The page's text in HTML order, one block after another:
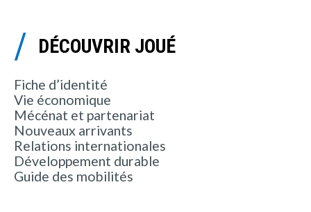
DÉCOUVRIR JOUÉ
Fiche d’identité
Vie économique
Mécénat et partenariat
Nouveaux arrivants
Relations internationales
Développement durable
Guide des mobilités